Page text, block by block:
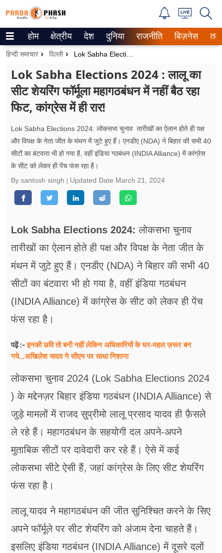
Trending on Google News
वेब स्टोरीज
उत्तर प्रदेश
गैलरी
वीडियो
रिलेशनशिप
जीवन मंत्रा
फूड
सेहत
ब्‍यूटी
जॉब्स
शिक्षा
अन्य खबरें
होम क्षेत्रीय देश दुनिया राजनीति बिज़नेस
हिन्दी समाचार दिल्ली
Lok Sabha Elections 2024 : लालू का
सीट शेयरिंग फॉर्मूला महागठबंधन में नहीं बैठ रहा
फिट, कांग्रेस में ही रार!
Lok Sabha Elections 2024: लोकसभा चुनाव तारीखों का ऐलान होते ही पक्ष
और विपक्ष के नेता जीत के मंथन में जुटे हुए हैं। एनडीए (NDA) ने बिहार की सभी 40
सीटों का बंटवारा भी हो गया है, वहीं इंडिया गठबंधन (INDIA Alliance) में कांग्रेस
के सीट को लेकर ही पेंच फंस रहा है।
By santosh singh
Updated Date March 21, 2024
Lok Sabha Elections 2024: लोकसभा चुनाव
तारीखों का ऐलान होते ही पक्ष और विपक्ष के नेता जीत के
मंथन में जुटे हुए हैं। एनडीए (NDA) ने बिहार की सभी 40
सीटों का बंटवारा भी हो गया है, वहीं इंडिया गठबंधन
(INDIA Alliance) में कांग्रेस के सीट को लेकर ही पेंच
फंस रहा है।
पढ़ें :-इनकी छवि तो बनी नहीं लेकिन अधिकारियों के घर-महल ज़रूर बन
गये...अखिलेश यादव ने सीएम पर साधा​ निशाना
लोकसभा चुनाव 2024 (Lok Sabha Elections 2024
) के मद्देनज़र बिहार इंडिया गठबंधन (INDIA Alliance) से
जुड़े मामलों में राजद सुप्रीमो लालू प्रसाद यादव ही फ़ैसले
ले रहे हैं। महागठबंधन के सहयोगी दल अपने-अपने
मुताबिक सीटों पर दावेदारी कर रहे हैं। ऐसे में कई
लोकसभा सीटे ऐसी हैं, जहां कांग्रेस के लिए सीट शेयरिंग
फंस रहा है।
लालू यादव ने महागठबंधन की जीत सुनिश्चित करने के सिए
अपने फॉर्मूले पर सीट शेयरिंग को अंजाम देना चाहते हैं।
इसलिए इंडिया गठबंधन (INDIA Alliance) में दूसरे दलों